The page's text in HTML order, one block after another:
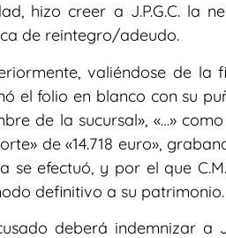
hizo creer a J.P.G.C. la
de reintegro/adeudo.
valiéndose de la
el folio en blanco con su
de la sucursal», «…»
de «14.718 euro»,
se efectuó, y por el que
definitivo a su patrimonio.
deberá indemnizar a